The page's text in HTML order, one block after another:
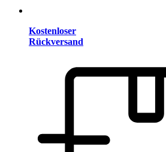
Kostenloser
Rückversand